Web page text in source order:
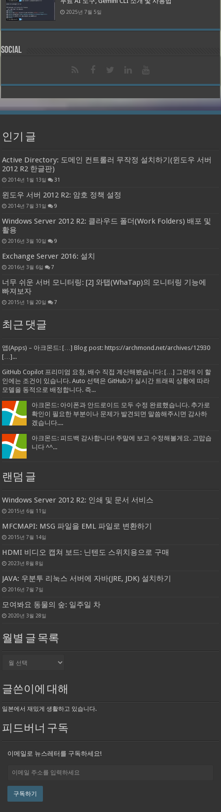
2025년 7월 5일
Social
인기 글
Active Directory: 도메인 컨트롤러 무작정 설치하기(윈도우 서버
2012 R2 한글판)
2014년 1월 13일 31
윈도우 서버 2012 R2: 암호 정책 설정
2014년 7월 31일 9
Windows Server 2012 R2: 클라우드 폴더(Work Folders) 배포 및
활용
2016년 3월 10일 9
Exchange Server 2016: 설치
2016년 3월 6일 7
너무 쉬운 서버 모니터링: [2] 와탭(WhaTap)의 모니터링 기능에
빠져보자
2015년 1월 20일 7
최근 댓글
앱(Apps) – 아크몬드: […] Blog post: https://archmond.net/archives/12930
[…]...
GitHub Copilot 프리미엄 요청, 배수 직접 계산해봤습니다: […] 그런데 이 할
인에는 조건이 있습니다. Auto 선택은 GitHub가 실시간 트래픽 상황에 따라
모델을 동적으로 배정합니다. 즉...
아크몬드: 아이폰과 안드로이드 모두 수정 완료했습니다. 추가로
확인이 필요한 부분이나 문제가 발견되면 말씀해주시면 감사하
겠습니다....
아크몬드: 피드백 감사합니다! 주말에 보고 수정해볼게요. 고맙습
니다 ^^...
랜덤 글
Windows Server 2012 R2: 인쇄 및 문서 서비스
2015년 6월 11일
MFCMAPI: MSG 파일을 EML 파일로 변환하기
2015년 7월 14일
HDMI 비디오 캡쳐 보드: 닌텐도 스위치용으로 구매
2023년 8월 8일
JAVA: 우분투 리눅스 서버에 자바(JRE, JDK) 설치하기
2016년 7월 7일
모여봐요 동물의 숲: 일주일 차
2020년 3월 28일
월별 글 목록
목
록
글쓴이에 대해
일본에서 재밌게 생활하고 있습니다.
피드버너 구독
이메일로 뉴스레터를 구독하세요!